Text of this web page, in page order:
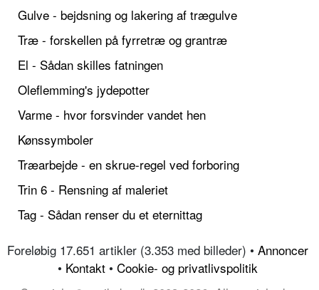
Gulve - bejdsning og lakering af trægulve
Træ - forskellen på fyrretræ og grantræ
El - Sådan skilles fatningen
Oleflemming's jydepotter
Varme - hvor forsvinder vandet hen
Kønssymboler
Træarbejde - en skrue-regel ved forboring
Trin 6 - Rensning af maleriet
Tag - Sådan renser du et eternittag
Foreløbig 17.651 artikler (3.353 med billeder) • Annoncer
• Kontakt • Cookie- og privatlivspolitik